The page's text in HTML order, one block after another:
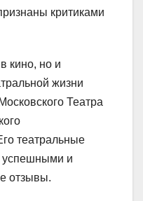
критиками
кино, но и
жизни
Театра
театральные
успешными и
отзывы.